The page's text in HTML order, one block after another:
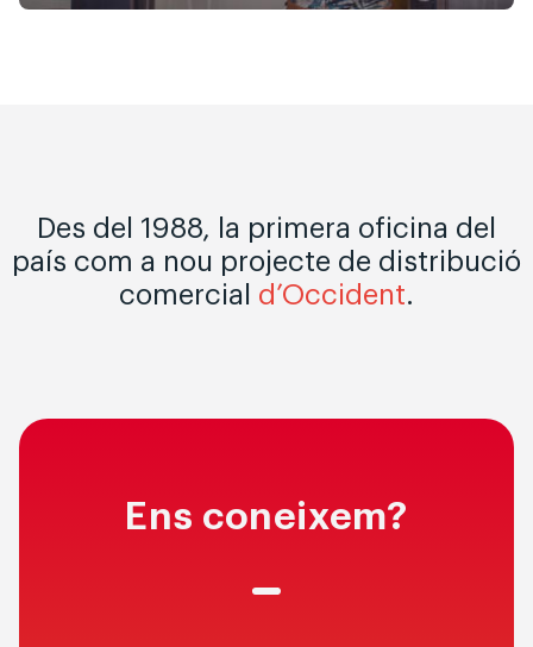
Des del 1988, la primera oficina del
país com a nou projecte de distribució
comercial d’Occident.
Ens coneixem?